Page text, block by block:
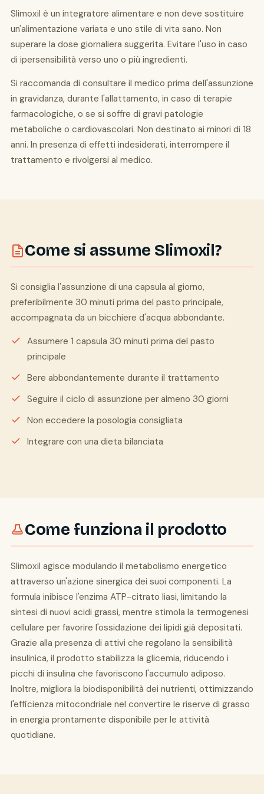
Slimoxil è un integratore alimentare e non deve sostituire
un'alimentazione variata e uno stile di vita sano. Non
superare la dose giornaliera suggerita. Evitare l'uso in caso
di ipersensibilità verso uno o più ingredienti.
Si raccomanda di consultare il medico prima dell'assunzione
in gravidanza, durante l'allattamento, in caso di terapie
farmacologiche, o se si soffre di gravi patologie
metaboliche o cardiovascolari. Non destinato ai minori di 18
anni. In presenza di effetti indesiderati, interrompere il
trattamento e rivolgersi al medico.
Come si assume Slimoxil?
Si consiglia l'assunzione di una capsula al giorno,
preferibilmente 30 minuti prima del pasto principale,
accompagnata da un bicchiere d'acqua abbondante.
Assumere 1 capsula 30 minuti prima del pasto
principale
Bere abbondantemente durante il trattamento
Seguire il ciclo di assunzione per almeno 30 giorni
Non eccedere la posologia consigliata
Integrare con una dieta bilanciata
Come funziona il prodotto
Slimoxil agisce modulando il metabolismo energetico
attraverso un'azione sinergica dei suoi componenti. La
formula inibisce l'enzima ATP-citrato liasi, limitando la
sintesi di nuovi acidi grassi, mentre stimola la termogenesi
cellulare per favorire l'ossidazione dei lipidi già depositati.
Grazie alla presenza di attivi che regolano la sensibilità
insulinica, il prodotto stabilizza la glicemia, riducendo i
picchi di insulina che favoriscono l'accumulo adiposo.
Inoltre, migliora la biodisponibilità dei nutrienti, ottimizzando
l'efficienza mitocondriale nel convertire le riserve di grasso
in energia prontamente disponibile per le attività
quotidiane.